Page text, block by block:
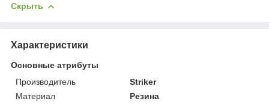
Скрыть
Характеристики
Основные атрибуты
Производитель
Striker
Материал
Резина